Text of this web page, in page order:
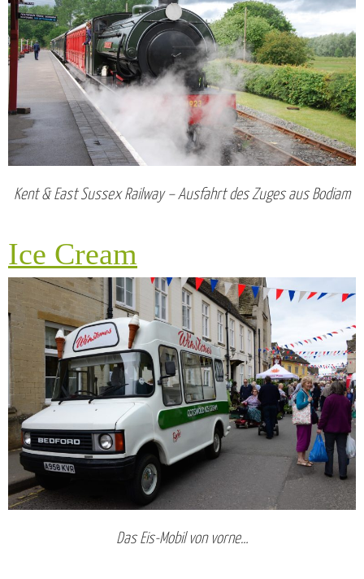
Kent & East Sussex Railway – Ausfahrt des Zuges aus Bodiam
Ice Cream
Das Eis-Mobil von vorne…